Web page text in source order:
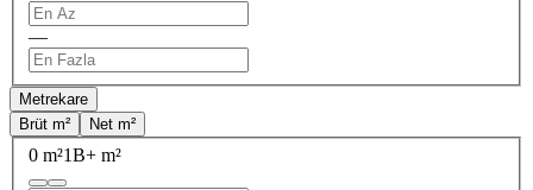
—
Metrekare
Brüt m²
Net m²
0 m²1B+ m²